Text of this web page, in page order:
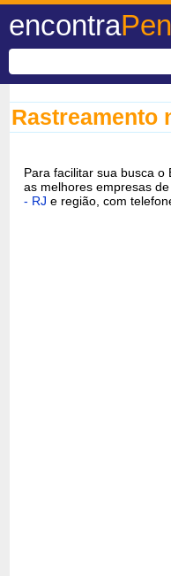
encontra
Rastreamento
Para facilitar sua busca o
as melhores empresas de
- RJ e região, com